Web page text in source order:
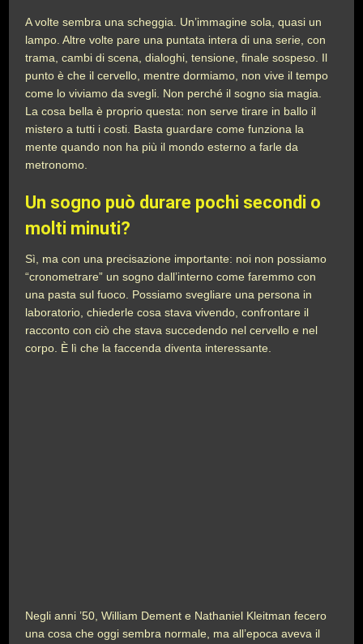
A volte sembra una scheggia. Un’immagine sola, quasi un
lampo. Altre volte pare una puntata intera di una serie, con
trama, cambi di scena, dialoghi, tensione, finale sospeso. Il
punto è che il cervello, mentre dormiamo, non vive il tempo
come lo viviamo da svegli. Non perché il sogno sia magia.
La cosa bella è proprio questa: non serve tirare in ballo il
mistero a tutti i costi. Basta guardare come funziona la
mente quando non ha più il mondo esterno a farle da
metronomo.
Un sogno può durare pochi secondi o
molti minuti?
Sì, ma con una precisazione importante: noi non possiamo
“cronometrare” un sogno dall’interno come faremmo con
una pasta sul fuoco. Possiamo svegliare una persona in
laboratorio, chiederle cosa stava vivendo, confrontare il
racconto con ciò che stava succedendo nel cervello e nel
corpo. È lì che la faccenda diventa interessante.
Negli anni ’50, William Dement e Nathaniel Kleitman fecero
una cosa che oggi sembra normale, ma all’epoca aveva il